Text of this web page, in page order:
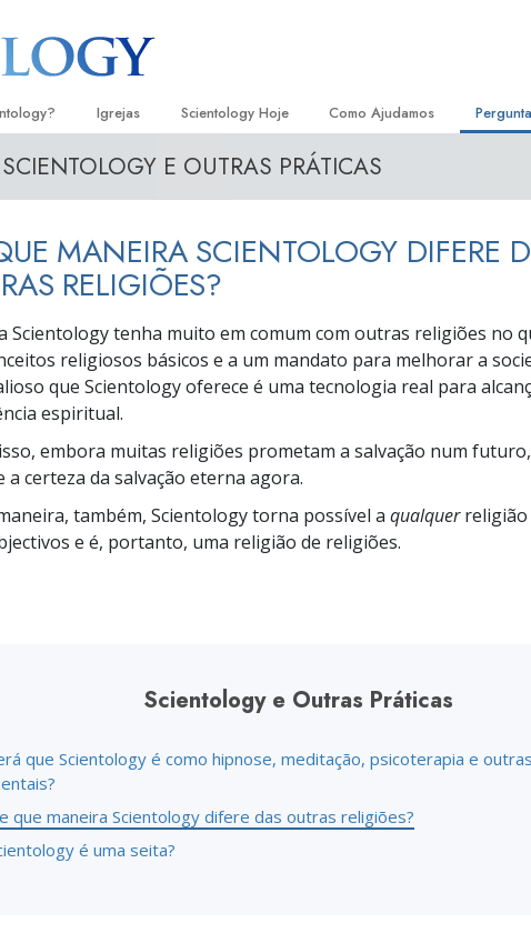
Scientologists Dizem
Igreja
Básicos de Scientology
a Dianética
Igrejas
Localizar uma Igreja
Organizações Avançadas
Base em Terra de Flag
Freewinds
A levar Scientology ao Mundo
Scientology Hoje
Inaugurações
David Miscavige — Líder Eclesiástico
de Scientology
Como Ajudamos
O Caminho para a Felicidade
Criminon
A Verdade sobre as Drogas
Unidos para os Direitos
Direitos Humanos
A
SCIENTOLOGY E OUTRAS PRÁTICAS
MANEIRA SCIENTOLOGY DIFERE
RELIGIÕES?
Scientology tenha muito em comum com outras religiões no
religiosos básicos e a um mandato para melhorar a
que Scientology oferece é uma tecnologia real para
espiritual.
embora muitas religiões prometam a salvação num
a certeza da salvação eterna agora.
também, Scientology torna possível a qualquerreligião
e é, portanto, uma religião de religiões.
Scientology e Outras Práticas
que Scientology é como hipnose, meditação, psicoterapia e
que maneira Scientology difere das outras religiões?
é uma seita?